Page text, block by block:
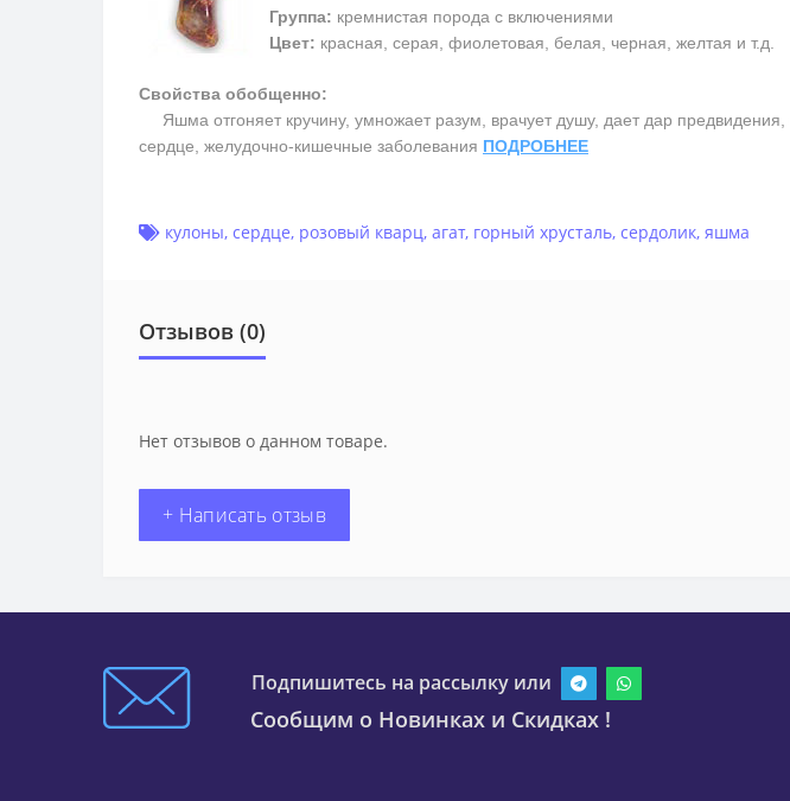
Группа: кремнистая порода с включениями
Цвет: красная, серая, фиолетовая, белая, черная, желтая и т.д.
Свойства обобщенно:
Яшма отгоняет кручину, умножает разум, врачует душу, дает дар предвидения,
сердце, желудочно-кишечные заболевания ПОДРОБНЕЕ
кулоны, сердце, розовый кварц, агат, горный хрусталь, сердолик, яшма
Отзывов (0)
Нет отзывов о данном товаре.
+ Написать отзыв
Подпишитесь на рассылку или
Сообщим о Новинках и Скидках !